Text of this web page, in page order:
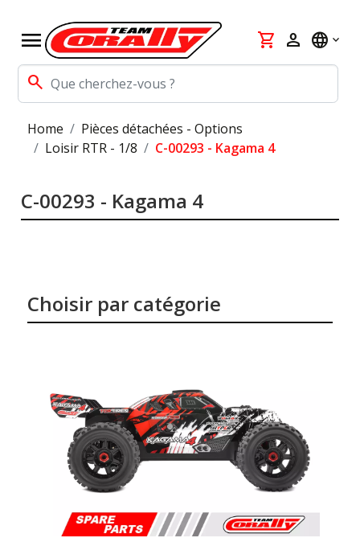
menu
search
shopping_cart person language
Home
Pièces détachées - Options
Loisir RTR - 1/8
C-00293 - Kagama 4
C-00293 - Kagama 4
Choisir par catégorie